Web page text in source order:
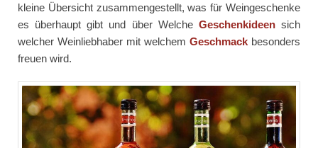
kleine Übersicht zusammengestellt, was für Weingeschenke
es überhaupt gibt und über Welche Geschenkideensich
welcher Weinliebhaber mit welchem Geschmack besonders
freuen wird.